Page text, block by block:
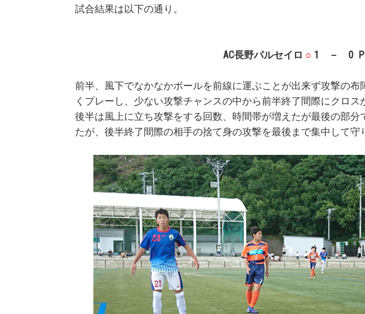
試合結果は以下の通り。
AC長野パルセイロ ○ 1 － 0
前半、風下でなかなかボールを前線に運ぶことが出来ず攻撃の
くプレーし、少ない攻撃チャンスの中から前半終了間際にクロス
後半は風上に立ち攻撃をする回数、時間帯が増えたが最後の部
たが、後半終了間際の相手の捨て身の攻撃を最後まで集中して守